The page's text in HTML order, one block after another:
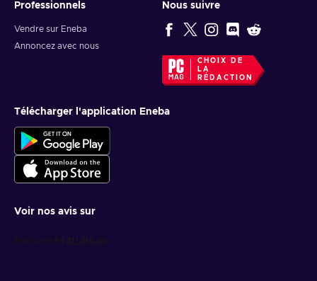
Professionnels
Vendre sur Eneba
Annoncez avec nous
Nous suivre
CHOIX DE
LA
RÉDACTION
Télécharger l'application Eneba
Voir nos avis sur